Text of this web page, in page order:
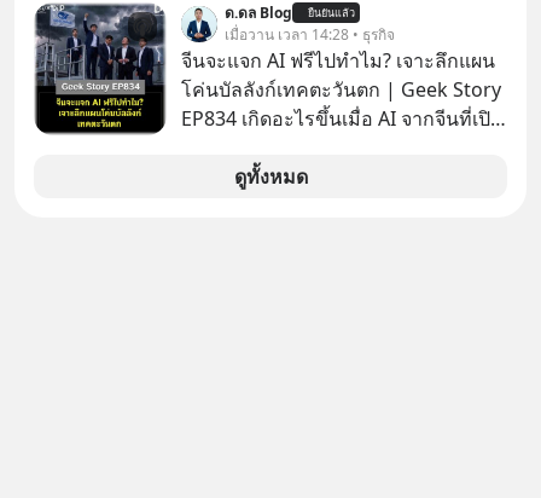
แห่งยุคโรมันได้กล่าวถึง ‘เวลา’ อันเป็น
ทรัพย์ที่มีค่าที่สุดเอาไว้เมื่อราวๆ 2,000
ปีก่อนนี้ว่า “เราไม่ได้มีเวลาน้อยหรอก
เราทำเวลาหล่นหายไปมากต่างหาก”
ชีวิตสูญเปล่าไปมากกว่านี้ได้อย่างไร?
ติดตามได้ในพอดแคสต์ 5M EP. นี้
ด.ดล Blog ยืนยันแล้ว
เมื่อวาน เวลา 14:28 • ธุรกิจ
จีนจะแจก AI ฟรีไปทำไม? เจาะลึกแผน
โค่นบัลลังก์เทคตะวันตก | Geek Story
EP834 เกิดอะไรขึ้นเมื่อ AI จากจีนที่เปิด
AI ระดับท็อปของอเมริกาที่ใช้เงินลงทุน
ดูทั้งหมด